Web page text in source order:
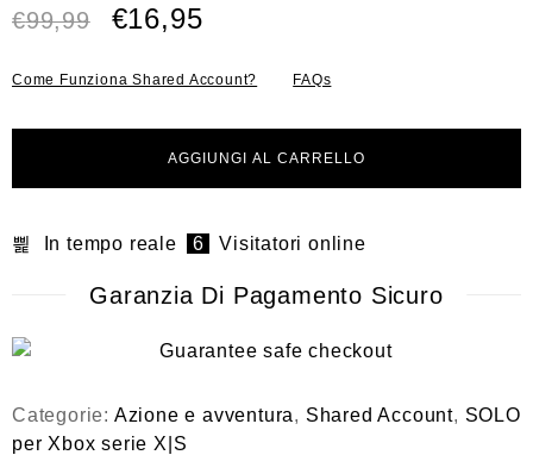
a
t
0
€99,99 €16,95
Come Funziona Shared Account? FAQs
AGGIUNGI AL CARRELLO
In tempo reale 6 Visitatori online
Garanzia Di Pagamento Sicuro
Categorie: Azione e avventura, Shared Account, SOLO
per Xbox serie X|S